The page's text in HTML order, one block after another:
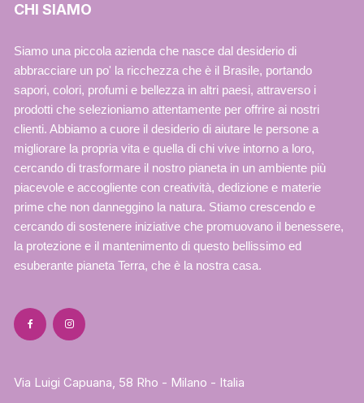
CHI SIAMO
Siamo una piccola azienda che nasce dal desiderio di
abbracciare un po' la ricchezza che è il Brasile, portando
sapori, colori, profumi e bellezza in altri paesi, attraverso i
prodotti che selezioniamo attentamente per offrire ai nostri
clienti. Abbiamo a cuore il desiderio di aiutare le persone a
migliorare la propria vita e quella di chi vive intorno a loro,
cercando di trasformare il nostro pianeta in un ambiente più
piacevole e accogliente con creatività, dedizione e materie
prime che non danneggino la natura. Stiamo crescendo e
cercando di sostenere iniziative che promuovano il benessere,
la protezione e il mantenimento di questo bellissimo ed
esuberante pianeta Terra, che è la nostra casa.
Via Luigi Capuana, 58 Rho - Milano - Italia